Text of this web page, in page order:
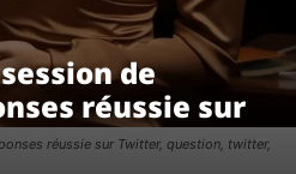
réussie sur Twitter, question, twitter,
de
réussie sur